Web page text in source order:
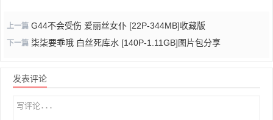
上一篇 G44不会受伤 爱丽丝女仆 [22P-344MB]收藏版
下一篇 柒柒要乖哦 白丝死库水 [140P-1.11GB]图片包分享
发表评论